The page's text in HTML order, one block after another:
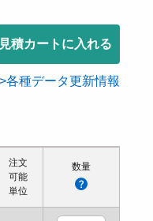
見積カートに入れる
各種データ更新情報
配管ねじの呼び 適応シリンダ径
注文
可能
単位
数量